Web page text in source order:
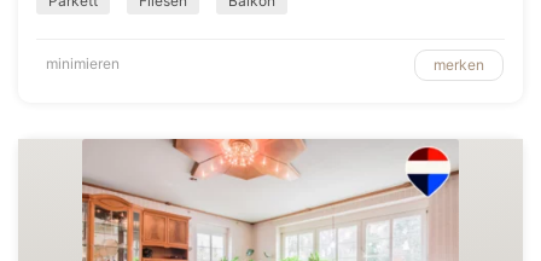
minimieren merken